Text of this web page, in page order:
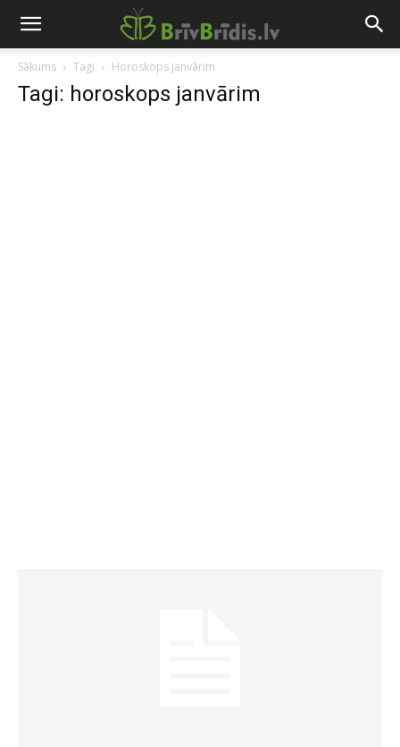
Sākums Tagi Horoskops janvārim
Tagi: horoskops janvārim